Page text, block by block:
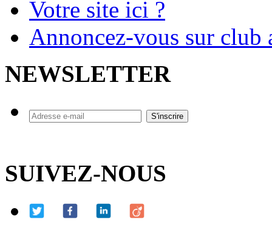
Votre site ici ?
Annoncez-vous sur
NEWSLETTER
SUIVEZ-NOUS